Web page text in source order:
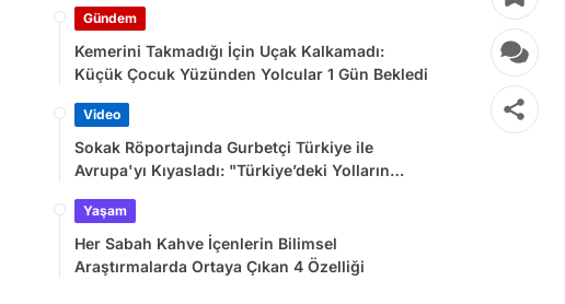
Gündem
Kemerini Takmadığı İçin Uçak Kalkamadı:
Küçük Çocuk Yüzünden Yolcular 1 Gün Bekledi
Video
Sokak Röportajında Gurbetçi Türkiye ile
Avrupa'yı Kıyasladı: "Türkiye’deki Yolların
Yaşam
Her Sabah Kahve İçenlerin Bilimsel
Araştırmalarda Ortaya Çıkan 4 Özelliği